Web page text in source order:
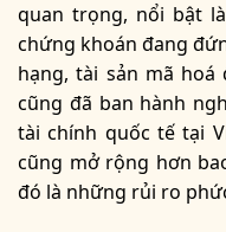
quan trọng, nổi bật
chứng khoán đang
hạng, tài sản mã
cũng đã ban hành
tài chính quốc tế tại
cũng mở rộng hơn
đó là những rủi ro